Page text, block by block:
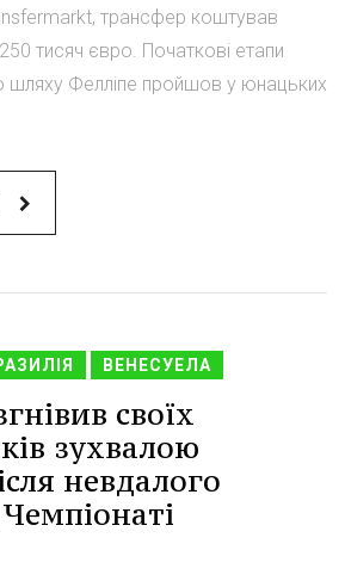
трансфер коштував
тисяч євро. Початкові етапи
шляху Фелліпе пройшов у юнацьких
ВЕНЕСУЕЛА
своїх
зухвалою
невдалого